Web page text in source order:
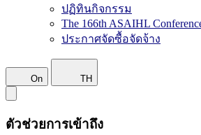
ปฏิทินกิจกรรม
The 166th ASAIHL
ประกาศจัดซื้อจัดจ้าง
On TH
ตัวช่วยการเข้าถึง